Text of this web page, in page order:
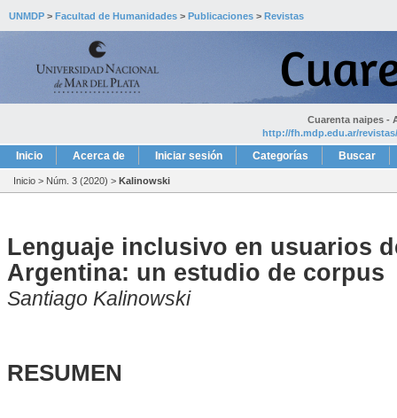
UNMDP > Facultad de Humanidades > Publicaciones > Revistas
Cuarenta naipes -
http://fh.mdp.edu.ar/
Inicio Acerca de Iniciar sesión Categorías Buscar
Inicio > Núm. 3 (2020) > Kalinowski
Lenguaje inclusivo en usuarios
Argentina: un estudio de corpus
Santiago Kalinowski
RESUMEN